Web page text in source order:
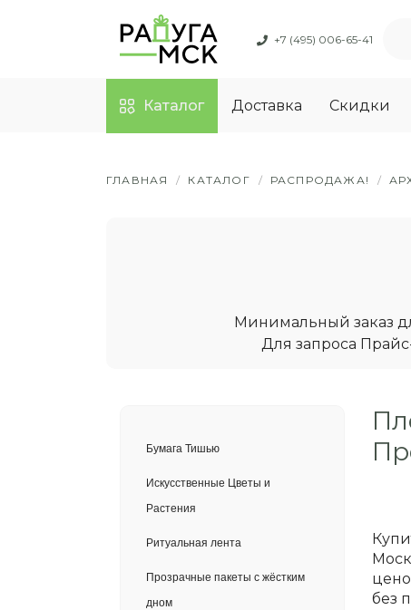
+7 (495) 006-65-41
Каталог Доставка Скидки
ГЛАВНАЯ / КАТАЛОГ / РАСПРОДАЖА! /
Минимальный заказ
Для запроса
Бумага Тишью
Искусственные Цветы и
Растения
Ритуальная лента
Прозрачные пакеты с жёстким
дном
без